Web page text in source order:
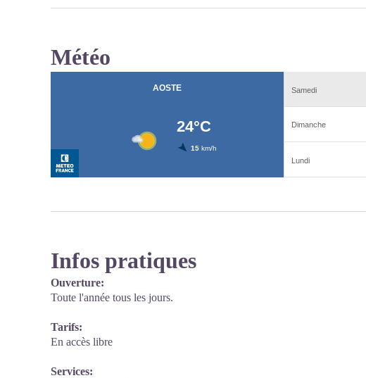
Météo
Infos pratiques
Ouverture:
Toute l'année tous les jours.
Tarifs:
En accès libre
Services: